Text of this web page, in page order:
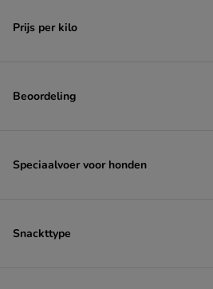
Prijs per kilo
Beoordeling
Speciaalvoer voor honden
Snackttype